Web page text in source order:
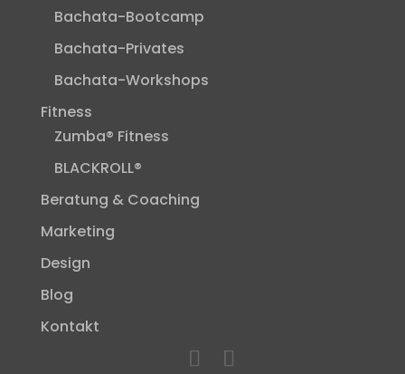
Bachata-Bootcamp
Bachata-Privates
Bachata-Workshops
Fitness
Zumba® Fitness
BLACKROLL®
Beratung & Coaching
Marketing
Design
Blog
Kontakt